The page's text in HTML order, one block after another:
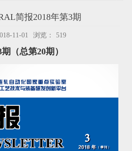
简报2018年第3期
11-01 浏览： 519
（总第20期）